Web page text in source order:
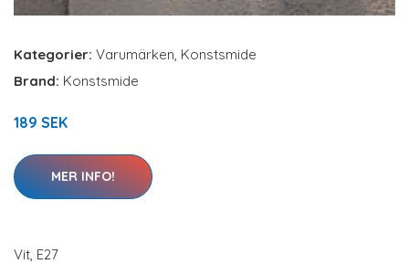
Kategorier: Varumärken, Konstsmide
Brand: Konstsmide
189 SEK
MER INFO!
Vit, E27